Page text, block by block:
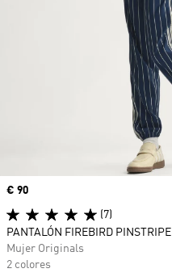
Precio
€ 90
(7)
PANTALÓN FIREBIRD PINSTRIPE
Mujer Originals
2 colores